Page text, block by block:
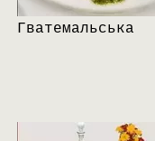
Гватемальська